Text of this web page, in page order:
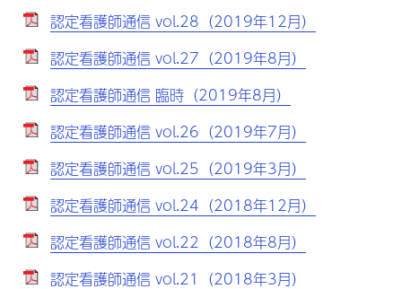
認定看護師通信 vol.28（2019年12月）
認定看護師通信 vol.27（2019年8月）
認定看護師通信 臨時（2019年8月）
認定看護師通信 vol.26（2019年7月）
認定看護師通信 vol.25（2019年3月）
認定看護師通信 vol.24（2018年12月）
認定看護師通信 vol.22（2018年8月）
認定看護師通信 vol.21（2018年3月）